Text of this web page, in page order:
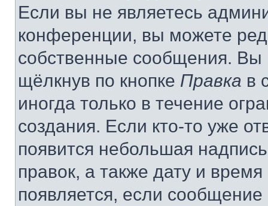
Если вы не являетесь
конференции, вы можете
собственные сообщения. Вы
щёлкнув по кнопке Правка в
иногда только в течение
создания. Если кто-то уже
появится небольшая
правок, а также дату и
появляется, если